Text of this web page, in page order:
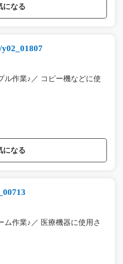
になる
ル作業♪／ コピー機などに使
になる
ム作業♪／ 医療機器に使用さ